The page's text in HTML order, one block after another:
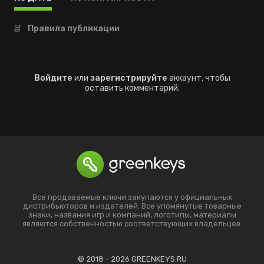
Правила публикации
Войдите или зарегистрируйте аккаунт, чтобы
оставить комментарий.
Все продаваемые ключи закупаются у официальных
дистрибьюторов и издателей. Все упомянутые товарные
знаки, названия игр и компаний, логотипы, материалы
являются собственностью соответствующих владельцев.
© 2018 - 2026 GREENKEYS.RU